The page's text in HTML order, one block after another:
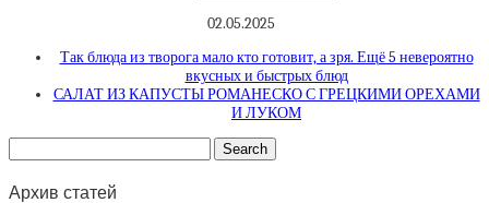
02.05.2025
Так блюда из творога мало кто готовит, а зря. Ещё 5 невероятно
вкусных и быстрых блюд
САЛАТ ИЗ КАПУСТЫ РОМАНЕСКО С ГРЕЦКИМИ ОРЕХАМИ
И ЛУКОМ
Архив статей